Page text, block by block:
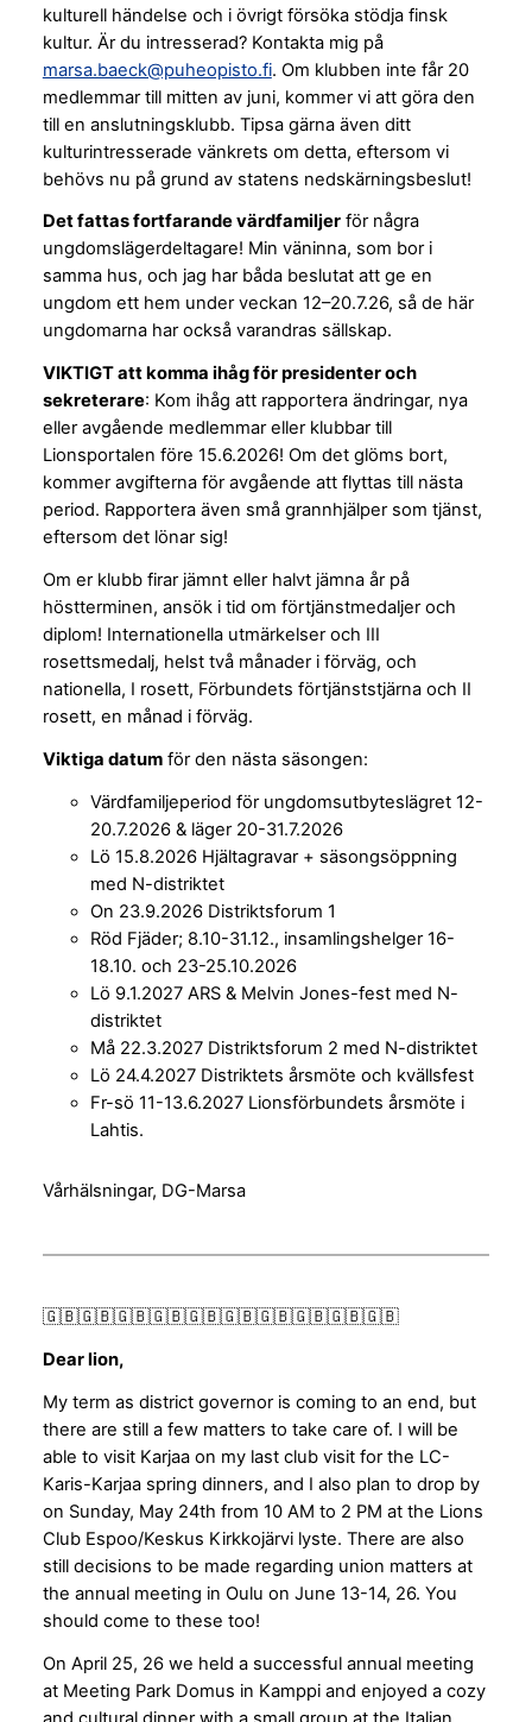
kulturell händelse och i övrigt försöka stödja finsk
kultur. Är du intresserad? Kontakta mig på
marsa.baeck@puheopisto.fi. Om klubben inte får 20
medlemmar till mitten av juni, kommer vi att göra den
till en anslutningsklubb. Tipsa gärna även ditt
kulturintresserade vänkrets om detta, eftersom vi
behövs nu på grund av statens nedskärningsbeslut!
Det fattas fortfarande värdfamiljerför några
ungdomslägerdeltagare! Min väninna, som bor i
samma hus, och jag har båda beslutat att ge en
ungdom ett hem under veckan 12–20.7.26, så de här
ungdomarna har också varandras sällskap.
VIKTIGT att komma ihåg för presidenter och
sekreterare: Kom ihåg att rapportera ändringar, nya
eller avgående medlemmar eller klubbar till
Lionsportalen före 15.6.2026! Om det glöms bort,
kommer avgifterna för avgående att flyttas till nästa
period. Rapportera även små grannhjälper som tjänst,
eftersom det lönar sig!
Om er klubb firar jämnt eller halvt jämna år på
höstterminen, ansök i tid om förtjänstmedaljer och
diplom! Internationella utmärkelser och III
rosettsmedalj, helst två månader i förväg, och
nationella, I rosett, Förbundets förtjänststjärna och II
rosett, en månad i förväg.
Viktiga datumför den nästa säsongen:
Värdfamiljeperiod för ungdomsutbyteslägret 12-
20.7.2026 & läger 20-31.7.2026
Lö 15.8.2026 Hjältagravar + säsongsöppning
med N-distriktet
On 23.9.2026 Distriktsforum 1
Röd Fjäder; 8.10-31.12., insamlingshelger 16-
18.10. och 23-25.10.2026
Lö 9.1.2027 ARS & Melvin Jones-fest med N-
distriktet
Må 22.3.2027 Distriktsforum 2 med N-distriktet
Lö 24.4.2027 Distriktets årsmöte och kvällsfest
Fr-sö 11-13.6.2027 Lionsförbundets årsmöte i
Lahtis.
Vårhälsningar, DG-Marsa
🇬🇧🇬🇧🇬🇧🇬🇧🇬🇧🇬🇧🇬🇧🇬🇧🇬🇧🇬🇧
Dear lion,
My term as district governor is coming to an end, but
there are still a few matters to take care of. I will be
able to visit Karjaa on my last club visit for the LC-
Karis-Karjaa spring dinners, and I also plan to drop by
on Sunday, May 24th from 10 AM to 2 PM at the Lions
Club Espoo/Keskus Kirkkojärvi lyste. There are also
still decisions to be made regarding union matters at
the annual meeting in Oulu on June 13-14, 26. You
should come to these too!
On April 25, 26 we held a successful annual meeting
at Meeting Park Domus in Kamppi and enjoyed a cozy